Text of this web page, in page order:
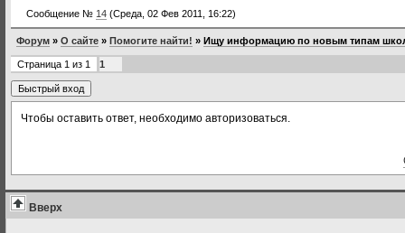
Сообщение № 14 (Среда, 02 Фев 2011, 16:22)
Форум » О сайте » Помогите найти! » Ищу информацию по новым типам
Страница 1 из 1 1
Чтобы оставить ответ, необходимо авторизоваться.
Вверх